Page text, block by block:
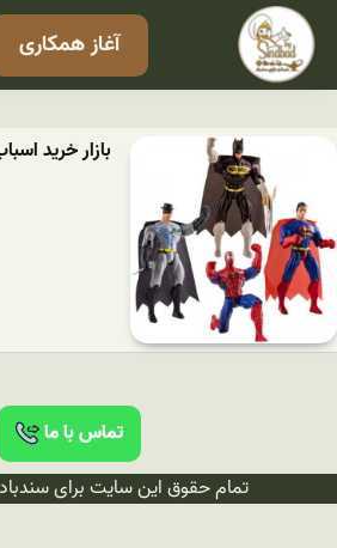
آغاز همکاری
بازار خرید
تماس با ما
تمام حقوق این سایت برای